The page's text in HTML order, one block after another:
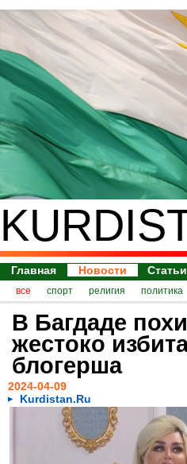
Главная Новости Статьи
все спорт религия политика
В Багдаде
жестоко
блогерша
2024-04-09
Kurdistan.Ru